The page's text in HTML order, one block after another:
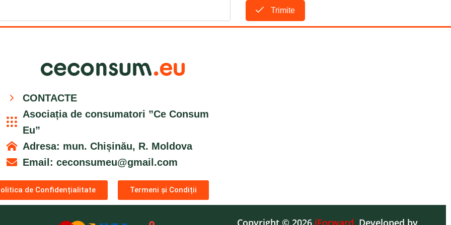
Trimite
CONTACTE
Asociația de consumatori ”Ce Consum
Eu”
Adresa: mun. Chișinău, R. Moldova
Email: ceconsumeu@gmail.com
de Confidențialitate Termeni și Condiții
Copyright © 2026 iForward Developed by